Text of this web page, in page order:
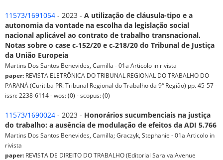
11573/1691054 - 2023 - A utilização de cláusula-tipo e a
autonomia da vontade na escolha da legislação social
nacional aplicável ao contrato de trabalho transnacional.
Notas sobre o case c‑152/20 e c‑218/20 do Tribunal de Justiça
da União Europeia
Martins Dos Santos Benevides, Camilla - 01a Articolo in rivista
paper: REVISTA ELETRÔNICA DO TRIBUNAL REGIONAL DO TRABALHO DO
PARANÁ (Curitiba PR: Tribunal Regional do Trabalho da 9ª Região) pp. 45-57 -
issn: 2238-6114 - wos: (0) - scopus: (0)
11573/1690024 - 2023 - Honorários sucumbenciais na justiça
do trabalho: a ausência de modulação de efeitos da ADI 5.766
Martins Dos Santos Benevides, Camilla; Graczyk, Stephanie - 01a Articolo in
rivista
paper: REVISTA DE DIREITO DO TRABALHO (Editorial Saraiva:Avenue